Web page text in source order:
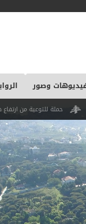
وصور
من ارتفاع ضغط الدم في